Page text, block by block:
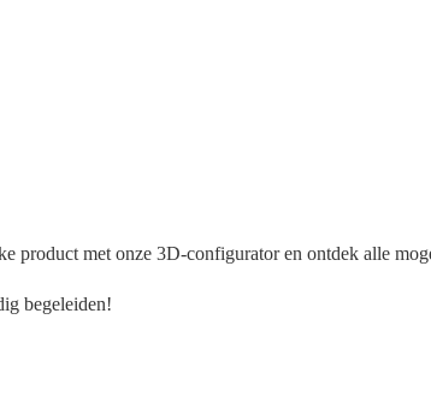
product met onze 3D-configurator en ontdek alle
begeleiden!